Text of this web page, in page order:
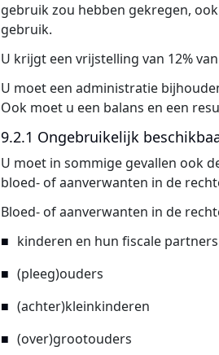
gebruik zou hebben gekregen,
gebruik.
U krijgt een vrijstelling van 12%
U moet een administratie
Ook moet u een balans en een
9.2.1 Ongebruikelijk
U moet in sommige gevallen ook
bloed- of aanverwanten in de
Bloed- of aanverwanten in de
kinderen en hun fiscale partners
(pleeg)ouders
(achter)kleinkinderen
(over)grootouders